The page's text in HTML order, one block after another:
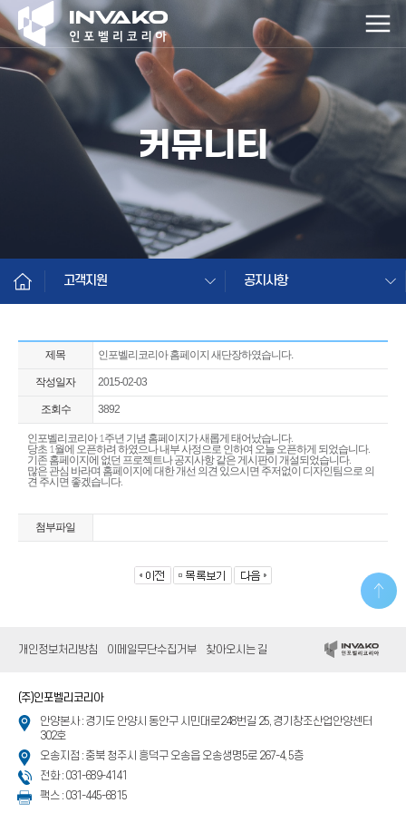
커뮤니티
고객지원 공지사항
제목 인포벨리코리아 홈페이지 새단장하였습니다.
작성일자 2015-02-03
조회수 3892
인포벨리코리아 1주년 기념 홈페이지가 새롭게 태어났습니다.
당초 1월에 오픈하려 하였으나 내부 사정으로 인하여 오늘 오픈하게 되었습니다.
기존 홈페이지에 없던 프로젝트나 공지사항 같은 게시판이 개설되었습니다.
많은 관심 바라며 홈페이지에 대한 개선 의견 있으시면 주저없이 디자인팀으로 의
견 주시면 좋겠습니다.
첨부파일
개인정보처리방침 이메일무단수집거부 찾아오시는 길
(주)인포벨리코리아
안양본사 : 경기도 안양시 동안구 시민대로248번길 25, 경기창조산업안양센터
302호
오송지점 : 충북 청주시 흥덕구 오송읍 오송생명5로 267-4, 5층
전화 : 031-689-4141
팩스 : 031-445-6815